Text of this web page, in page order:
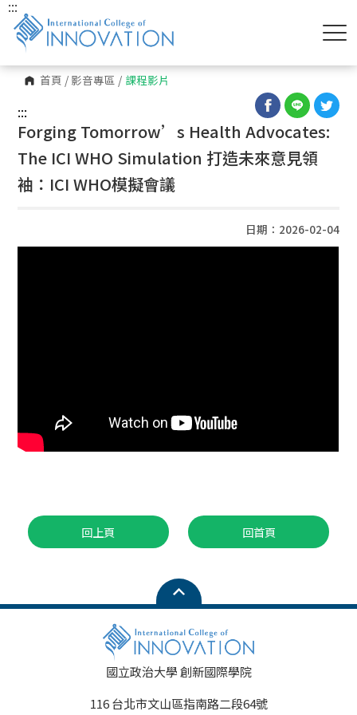
首頁 / 影音專區 / 課程影片
:::
:::
Forging Tomorrow’s Health Advocates:
The ICI WHO Simulation 打造未來意見領
袖：ICI WHO模擬會議
日期：2026-02-04
回上頁 回首頁
國立政治大學 創新國際學院
116 台北市文山區指南路二段64號